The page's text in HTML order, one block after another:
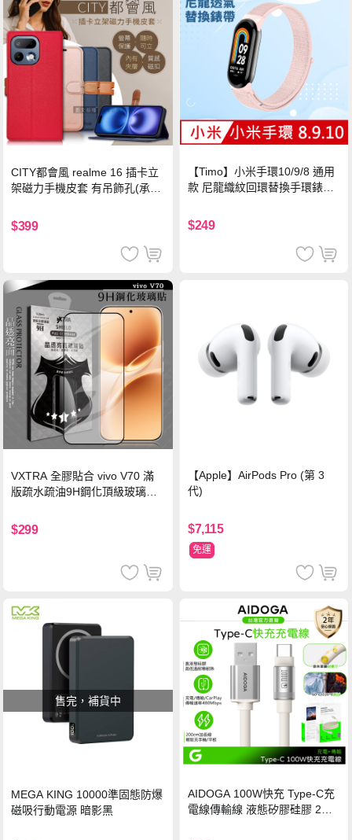
CITY都會風 realme 16 插卡立
架磁力手機皮套 有吊飾孔(承諾
$399
【Timo】小米手環10/9/8 通用
款 尼龍織紋回環替換手環錶帶-
$249
VXTRA 全膠貼合 vivo V70 滿
版疏水疏油9H鋼化頂級玻璃貼
$299
【Apple】AirPods Pro (第 3
代)
$7,115
免運
售完，補貨中
MEGA KING 10000準固態防爆
磁吸行動電源 暗影黑
AIDOGA 100W快充 Type-C充
電線傳輸線 液態矽膠硅膠 2M